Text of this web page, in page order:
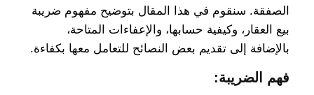
الصفقة. سنقوم في هذا المقال بتوضيح مفهوم ضريبة
بيع العقار، وكيفية حسابها، والإعفاءات المتاحة،
بالإضافة إلى تقديم بعض النصائح للتعامل معها بكفاءة.
فهم الضريبة: